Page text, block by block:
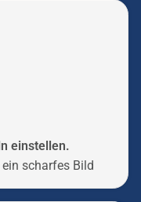
einstellen.
scharfes Bild